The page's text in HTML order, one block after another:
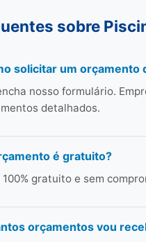
sobre
solicitar um orçamento
nosso formulário.
detalhados.
é gratuito?
100% gratuito e sem
orçamentos vou